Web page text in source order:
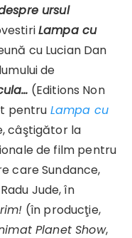
ursul
Lampa cu
cu Lucian Dan
de
(Editions Non
pentru Lampa cu
câştigător la
de film pentru
care Sundance,
Jude, în
(în producţie,
Planet Show,